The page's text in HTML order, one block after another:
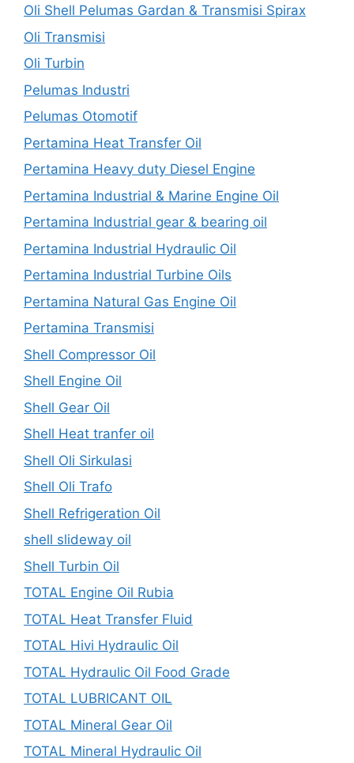
Oli Shell Pelumas Gardan & Transmisi Spirax
Oli Transmisi
Oli Turbin
Pelumas Industri
Pelumas Otomotif
Pertamina Heat Transfer Oil
Pertamina Heavy duty Diesel Engine
Pertamina Industrial & Marine Engine Oil
Pertamina Industrial gear & bearing oil
Pertamina Industrial Hydraulic Oil
Pertamina Industrial Turbine Oils
Pertamina Natural Gas Engine Oil
Pertamina Transmisi
Shell Compressor Oil
Shell Engine Oil
Shell Gear Oil
Shell Heat tranfer oil
Shell Oli Sirkulasi
Shell Oli Trafo
Shell Refrigeration Oil
shell slideway oil
Shell Turbin Oil
TOTAL Engine Oil Rubia
TOTAL Heat Transfer Fluid
TOTAL Hivi Hydraulic Oil
TOTAL Hydraulic Oil Food Grade
TOTAL LUBRICANT OIL
TOTAL Mineral Gear Oil
TOTAL Mineral Hydraulic Oil